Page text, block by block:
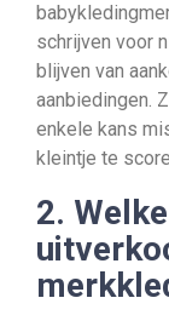
schrijven voor
blijven van
aanbiedingen.
enkele kans
kleintje te
2.